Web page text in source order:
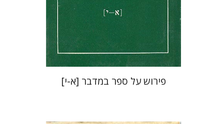
הנחת אתר ספר מודפס
$30
פירוש על ספר במדבר [א-י]